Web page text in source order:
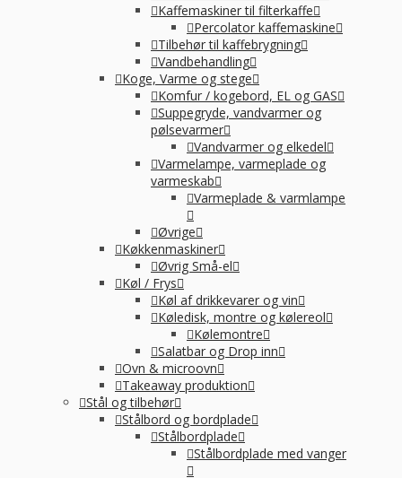
Kaffemaskiner til filterkaffe
Percolator kaffemaskine
Tilbehør til kaffebrygning
Vandbehandling
Koge, Varme og stege
Komfur / kogebord, EL og GAS
Suppegryde, vandvarmer og
pølsevarmer
Vandvarmer og elkedel
Varmelampe, varmeplade og
varmeskab
Varmeplade & varmlampe
Øvrige
Køkkenmaskiner
Øvrig Små-el
Køl / Frys
Køl af drikkevarer og vin
Køledisk, montre og kølereol
Kølemontre
Salatbar og Drop inn
Ovn & microovn
Takeaway produktion
Stål og tilbehør
Stålbord og bordplade
Stålbordplade
Stålbordplade med vanger